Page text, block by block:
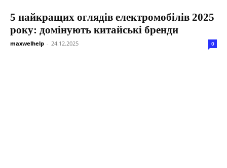
5 найкращих оглядів електромобілів 2025
року: домінують китайські бренди
maxwelhelp - 24.12.2025 0